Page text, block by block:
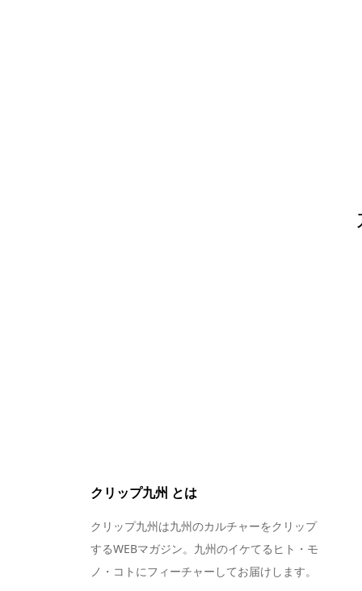
クリップ九州 とは
クリップ九州は九州のカルチャーをクリップ
するWEBマガジン。九州のイケてるヒト・モ
ノ・コトにフィーチャーしてお届けします。